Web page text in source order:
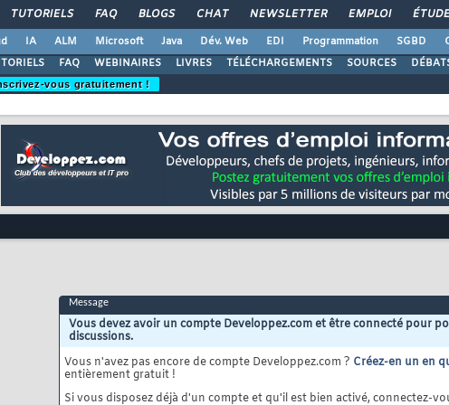
TUTORIELS FAQ BLOGS CHAT NEWSLETTER EMPLOI
IA ALM Microsoft Java Dév. Web EDI Programmation SGBD
FAQ WEBINAIRES LIVRES TÉLÉCHARGEMENTS SOURCES
vous gratuitement !
Message
Vous devez avoir un compte Developpez.com et être connecté pour
discussions.
Vous n'avez pas encore de compte Developpez.com ? Créez-en un en
entièrement gratuit !
Si vous disposez déjà d'un compte et qu'il est bien activé, connectez-